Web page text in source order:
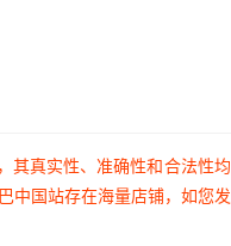
其真实性、准确性和合法性
中国站存在海量店铺，如您